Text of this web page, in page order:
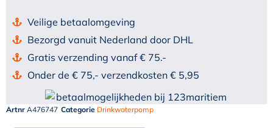
Veilige betaalomgeving
Bezorgd vanuit Nederland door DHL
Gratis verzending vanaf € 75.-
Onder de € 75,- verzendkosten € 5,95
Artnr A476747 Categorie Drinkwaterpomp